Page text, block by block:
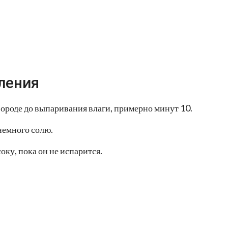
до выпаривания влаги, примерно минут 10.
солю.
пока он не испарится.